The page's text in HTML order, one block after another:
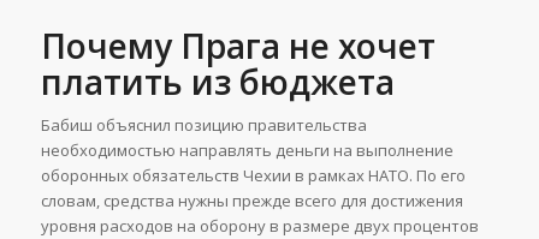
Почему Прага не хочет
платить из бюджета
Бабиш объяснил позицию правительства
необходимостью направлять деньги на выполнение
оборонных обязательств Чехии в рамках НАТО. По его
словам, средства нужны прежде всего для достижения
уровня расходов на оборону в размере двух процентов